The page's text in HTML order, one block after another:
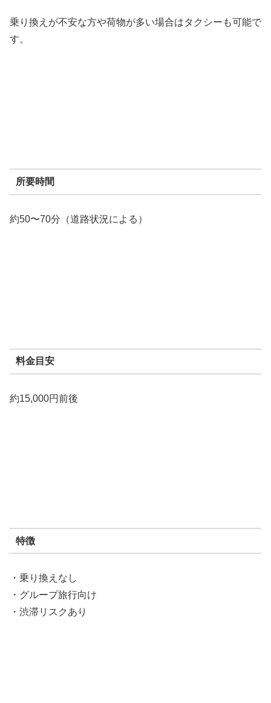
乗り換えが不安な方や荷物が多い場合はタクシーも可能で
す。
所要時間
約50〜70分（道路状況による）
料金目安
約15,000円前後
特徴
・乗り換えなし
・グループ旅行向け
・渋滞リスクあり